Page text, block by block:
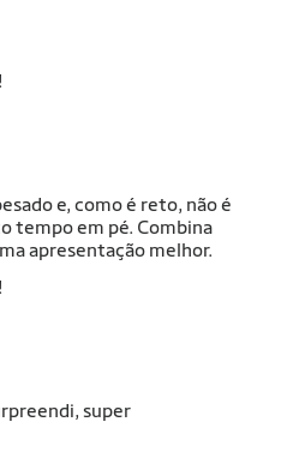
e, como é reto, não é
tempo em pé. Combina
apresentação melhor.
super